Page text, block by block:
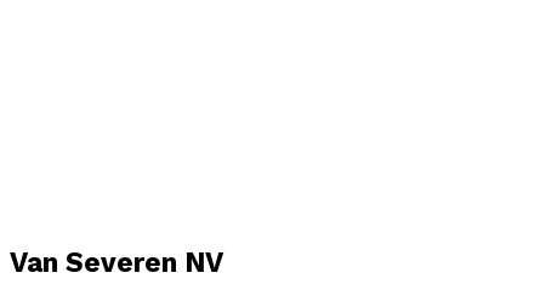
Van Severen NV